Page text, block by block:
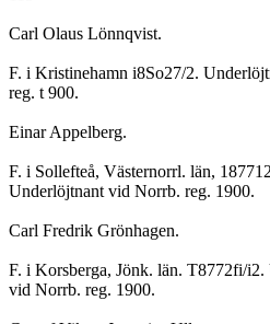
Carl Olaus Lönnqvist.
F. i Kristinehamn i8So27/2.
reg. t 900.
Einar Appelberg.
F. i Sollefteå, Västernorrl. län,
Underlöjtnant vid Norrb. reg. 1900.
Carl Fredrik Grönhagen.
F. i Korsberga, Jönk. län. T8772fi/i2.
vid Norrb. reg. 1900.